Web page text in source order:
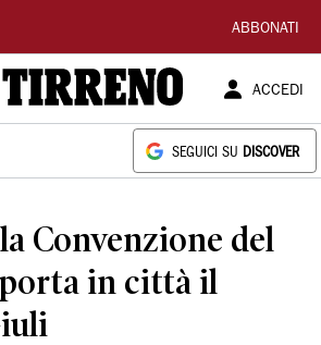
ABBONATI
ACCEDI
SEGUICI SU DISCOVER
Convenzione del
in città il